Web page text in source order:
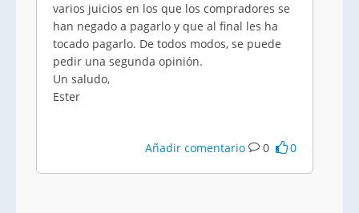
varios juicios en los que los compradores se
han negado a pagarlo y que al final les ha
tocado pagarlo. De todos modos, se puede
pedir una segunda opinión.
Un saludo,
Ester
Añadir comentario 0 0